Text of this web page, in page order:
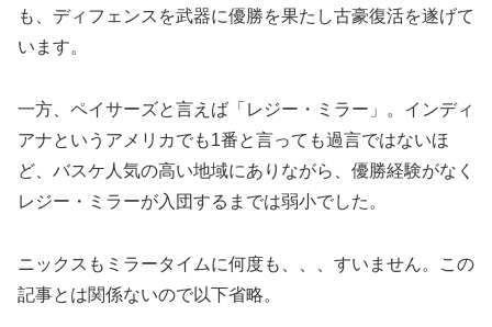
も、ディフェンスを武器に優勝を果たし古豪復活を遂げて
います。
一方、ペイサーズと言えば「レジー・ミラー」。インディ
アナというアメリカでも1番と言っても過言ではないほ
ど、バスケ人気の高い地域にありながら、優勝経験がなく
レジー・ミラーが入団するまでは弱小でした。
ニックスもミラータイムに何度も、、、すいません。この
記事とは関係ないので以下省略。